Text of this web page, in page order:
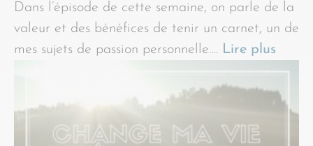
Dans l’épisode de cette semaine, on parle de la
valeur et des bénéfices de tenir un carnet, un de
mes sujets de passion personnelle…. Lire plus